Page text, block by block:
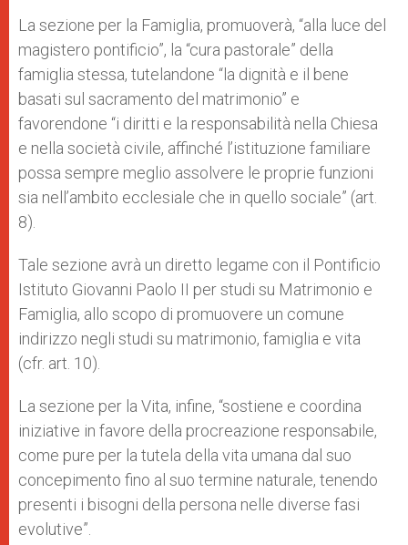
La sezione per la Famiglia, promuoverà, “alla luce del
magistero pontificio”, la “cura pastorale” della
famiglia stessa, tutelandone “la dignità e il bene
basati sul sacramento del matrimonio” e
favorendone “i diritti e la responsabilità nella Chiesa
e nella società civile, affinché l’istituzione familiare
possa sempre meglio assolvere le proprie funzioni
sia nell’ambito ecclesiale che in quello sociale” (art.
8).
Tale sezione avrà un diretto legame con il Pontificio
Istituto Giovanni Paolo II per studi su Matrimonio e
Famiglia, allo scopo di promuovere un comune
indirizzo negli studi su matrimonio, famiglia e vita
(cfr. art. 10).
La sezione per la Vita, infine, “sostiene e coordina
iniziative in favore della procreazione responsabile,
come pure per la tutela della vita umana dal suo
concepimento fino al suo termine naturale, tenendo
presenti i bisogni della persona nelle diverse fasi
evolutive”.